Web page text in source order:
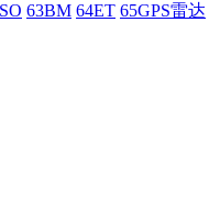
63BM 64ET 65GPS雷达